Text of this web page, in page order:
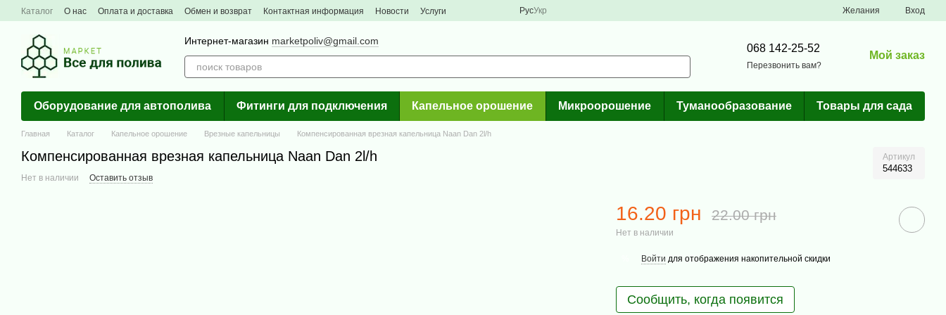
Перейти к основному контенту
Каталог О нас Оплата и доставка Обмен и возврат Контактная информация Новости Услуги РусУкр Желания Вход
Интернет-магазин marketpoliv@gmail.com
068 142-25-52
Перезвонить вам?
Мой заказ
Оборудование для автополива Фитинги для подключения Капельное орошение Микроорошение Туманообразование Товары для сада
Главная Каталог Капельное орошение Врезные капельницы Компенсированная врезная капельница Naan Dan 2l/h
Компенсированная врезная капельница Naan Dan 2l/h Артикул
544633
Нет в наличии Оставить отзыв
16.20 грн 22.00 грн
Нет в наличии
Войти для отображения накопительной скидки
Сообщить, когда появится